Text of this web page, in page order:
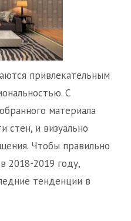
привлекательным
С
материала
стен, и визуально
Чтобы правильно
2018-2019 году,
тенденции в